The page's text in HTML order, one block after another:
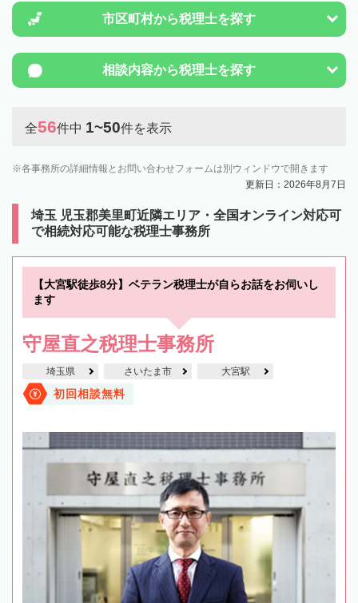
市区町村から税理士を探す
相談内容から税理士を探す
全56件中 1~50件を表示
各事務所の詳細情報とお問い合わせフォームは別ウィンドウで開きます
更新日：2026年8月7日
埼玉 児玉郡美里町近隣エリア・全国オンライン対応可
で相続対応可能な税理士事務所
【大宮駅徒歩8分】ベテラン税理士が自らお話をお伺いし
ます
守屋直之税理士事務所
埼玉県 さいたま市 大宮駅
初回相談無料